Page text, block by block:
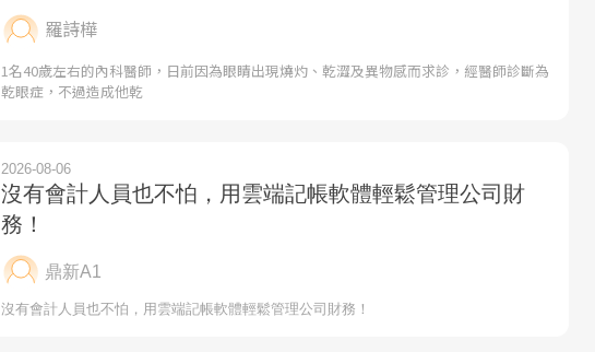
羅詩樺
1名40歲左右的內科醫師，日前因為眼睛出現燒灼、乾澀及異物感而求診，經醫師診斷為
乾眼症，不過造成他乾